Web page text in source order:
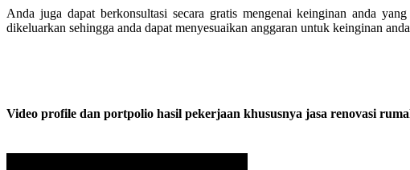
Anda juga dapat berkonsultasi secara gratis mengenai keinginan anda
dikeluarkan sehingga anda dapat menyesuaikan anggaran untuk keinginan
Video profile dan portpolio hasil pekerjaan khususnya jasa renovasi